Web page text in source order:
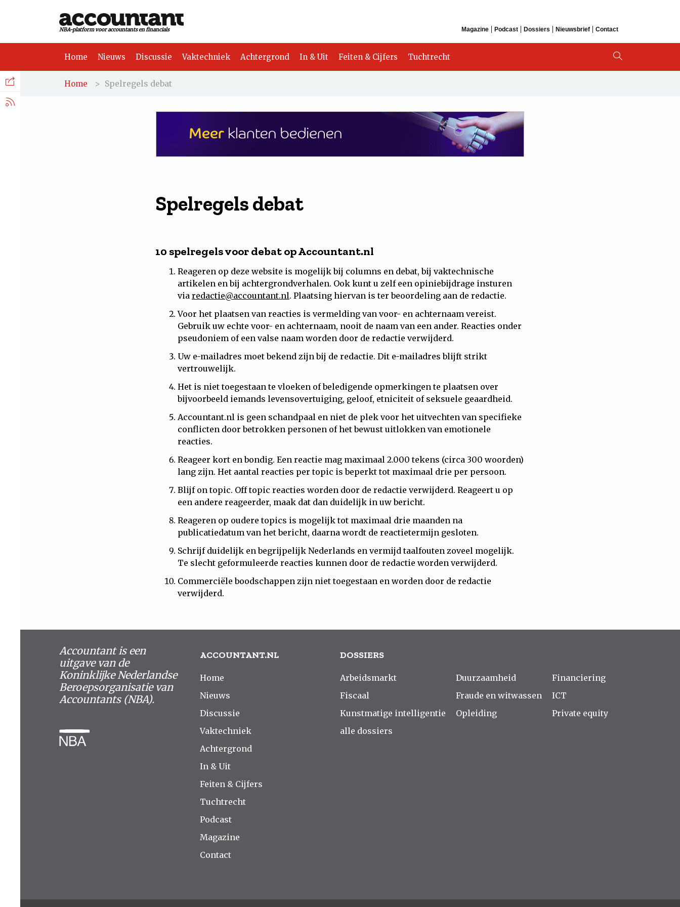
NBA-platform voor accountants en financials Magazine Podcast Dossiers Nieuwsbrief Contact
Home Nieuws Discussie Vaktechniek Achtergrond In & Uit Feiten & Cijfers Tuchtrecht
Home > Spelregels debat
Spelregels debat
10 spelregels voor debat op Accountant.nl
Reageren op deze website is mogelijk bij columns en debat, bij vaktechnische
artikelen en bij achtergrondverhalen. Ook kunt u zelf een opiniebijdrage insturen
via redactie@accountant.nl. Plaatsing hiervan is ter beoordeling aan de redactie.
Voor het plaatsen van reacties is vermelding van voor- en achternaam vereist.
Gebruik uw echte voor- en achternaam, nooit de naam van een ander. Reacties onder
pseudoniem of een valse naam worden door de redactie verwijderd.
Uw e-mailadres moet bekend zijn bij de redactie. Dit e-mailadres blijft strikt
vertrouwelijk.
Het is niet toegestaan te vloeken of beledigende opmerkingen te plaatsen over
bijvoorbeeld iemands levensovertuiging, geloof, etniciteit of seksuele geaardheid.
Accountant.nl is geen schandpaal en niet de plek voor het uitvechten van specifieke
conflicten door betrokken personen of het bewust uitlokken van emotionele
reacties.
Reageer kort en bondig. Een reactie mag maximaal 2.000 tekens (circa 300 woorden)
lang zijn. Het aantal reacties per topic is beperkt tot maximaal drie per persoon.
Blijf on topic. Off topic reacties worden door de redactie verwijderd. Reageert u op
een andere reageerder, maak dat dan duidelijk in uw bericht.
Reageren op oudere topics is mogelijk tot maximaal drie maanden na
publicatiedatum van het bericht, daarna wordt de reactietermijn gesloten.
Schrijf duidelijk en begrijpelijk Nederlands en vermijd taalfouten zoveel mogelijk.
Te slecht geformuleerde reacties kunnen door de redactie worden verwijderd.
Commerciële boodschappen zijn niet toegestaan en worden door de redactie
verwijderd.
Facebook
Nieuws
Accountant is een
uitgave van de
Koninklijke Nederlandse
Beroepsorganisatie van
Accountants (NBA).
ACCOUNTANT.NL
Home
Nieuws
Discussie
Vaktechniek
Achtergrond
In & Uit
Feiten & Cijfers
Tuchtrecht
Podcast
Magazine
Contact
DOSSIERS
Arbeidsmarkt
Fiscaal
Kunstmatige intelligentie
alle dossiers
Duurzaamheid
Fraude en witwassen
Opleiding
Financiering
ICT
Private equity